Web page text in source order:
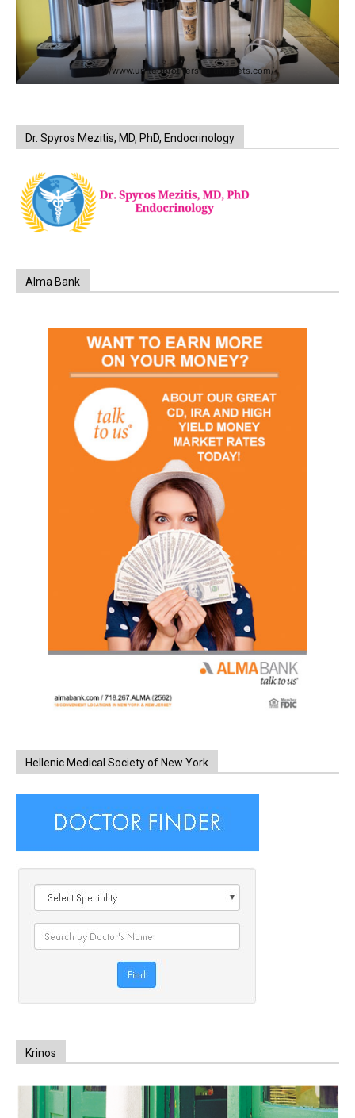
https://www.unitedbrothersfruitmarkets.com/
Dr. Spyros Mezitis, MD, PhD, Endocrinology
Alma Bank
Hellenic Medical Society of New York
Krinos